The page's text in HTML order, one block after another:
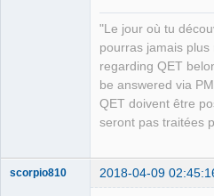
"Le jour où tu
pourras jamais
regarding QET
be answered via
QET doivent être
seront pas traitées
scorpio810 2018-04-09